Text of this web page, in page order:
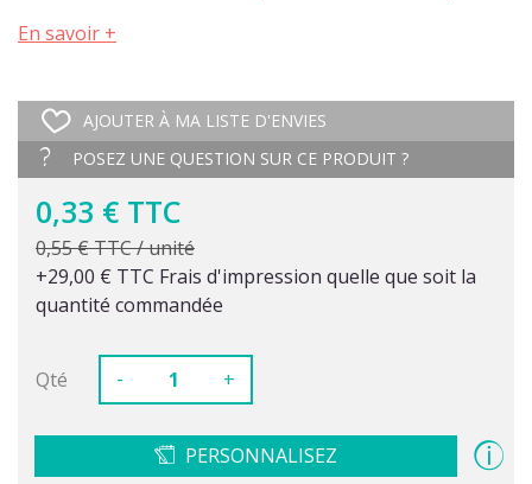
En savoir +
AJOUTER À MA LISTE D'ENVIES
POSEZ UNE QUESTION SUR CE PRODUIT ?
0,33 € TTC
0,55 € TTC / unité
+29,00 € TTC Frais d'impression quelle que soit la
quantité commandée
Qté - +
PERSONNALISEZ